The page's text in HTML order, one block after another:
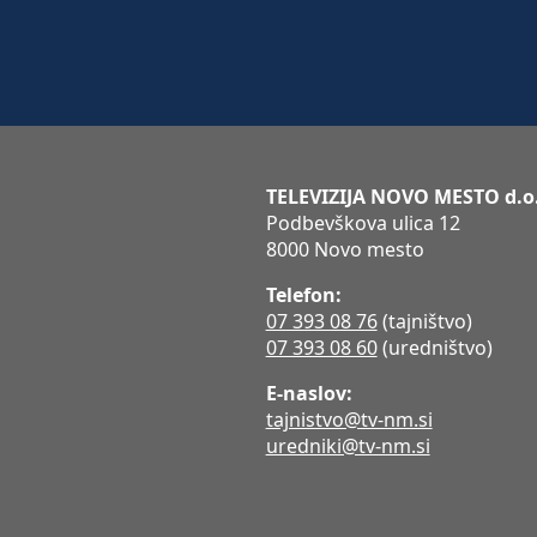
TELEVIZIJA NOVO MESTO
Podbevškova ulica 12
8000 Novo mesto
Telefon:
07 393 08 76(tajništvo)
07 393 08 60(uredništvo)
E-naslov:
tajnistvo@tv-nm.si
uredniki@tv-nm.si